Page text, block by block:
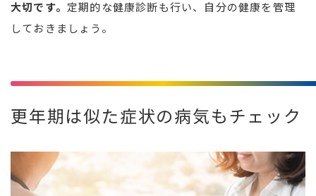
大切です。 定期的な健康診断も行い、自分の健康を管理
しておきましょう。
更年期は似た症状の病気もチェック